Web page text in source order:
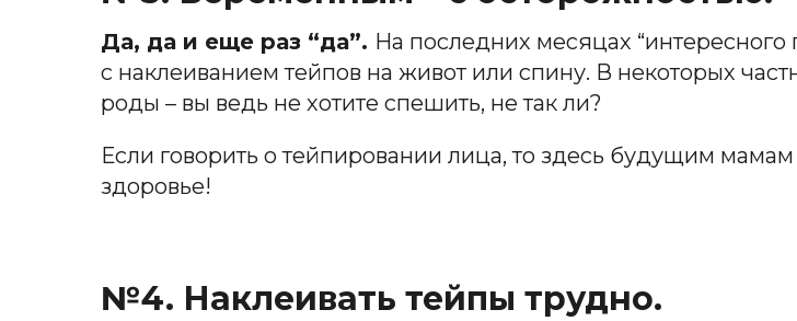
Да, да и еще раз “да”. На последних месяцах
с наклеиванием тейпов на живот или спину. В некоторых
роды – вы ведь не хотите спешить, не так ли?
Если говорить о тейпировании лица, то здесь будущим
здоровье!
№4. Наклеивать тейпы трудно.